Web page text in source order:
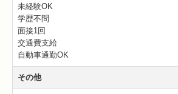
未経験OK
学歴不問
面接1回
交通費支給
自動車通勤OK
その他